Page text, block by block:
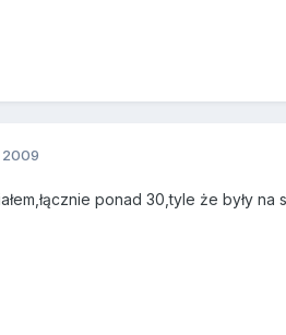
2009
ponad 30,tyle że były